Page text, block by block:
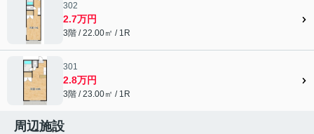
302
2.7万円
3階 / 22.00㎡ / 1R
301
2.8万円
3階 / 23.00㎡ / 1R
周辺施設